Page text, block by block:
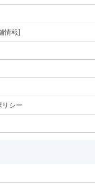
情報]
リシー